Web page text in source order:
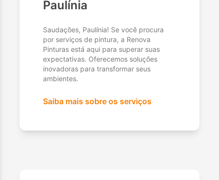
Paulínia
Saudações, Paulínia! Se você procura
por serviços de pintura, a Renova
Pinturas está aqui para superar suas
expectativas. Oferecemos soluções
inovadoras para transformar seus
ambientes.
Saiba mais sobre os serviços